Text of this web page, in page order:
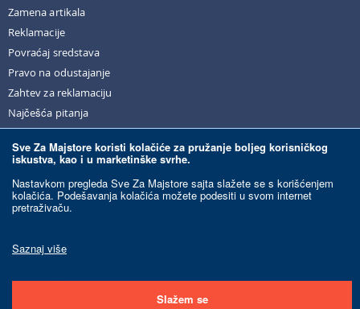
Slažem se
Sve Za Majstore koristi kolačiće za pružanje boljeg korisničkog
iskustva, kao i u marketinške svrhe.
Nastavkom pregleda Sve Za Majstore sajta slažete se s korišćenjem
kolačića. Podešavanja kolačića možete podesiti u svom internet
pretraživaču.
Saznaj više
Zamena artikala
Reklamacije
Povraćaj sredstava
Pravo na odustajanje
Zahtev za reklamaciju
Najčešća pitanja
Razvoj sajta:
Uslovi korišćenja